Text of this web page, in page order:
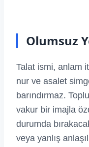
Olumsuz
Talat ismi, anlam
nur ve asalet
barındırmaz.
vakur bir imajla
durumda
veya yanlış